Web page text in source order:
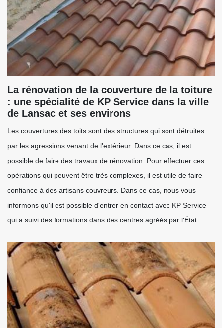
La rénovation de la couverture de la toiture
: une spécialité de KP Service dans la ville
de Lansac et ses environs
Les couvertures des toits sont des structures qui sont détruites
par les agressions venant de l'extérieur. Dans ce cas, il est
possible de faire des travaux de rénovation. Pour effectuer ces
opérations qui peuvent être très complexes, il est utile de faire
confiance à des artisans couvreurs. Dans ce cas, nous vous
informons qu'il est possible d'entrer en contact avec KP Service
qui a suivi des formations dans des centres agréés par l'État.